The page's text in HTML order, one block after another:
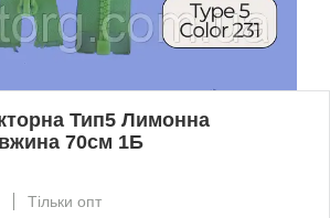
Тип5 Лимонна
70см 1Б
Тільки опт